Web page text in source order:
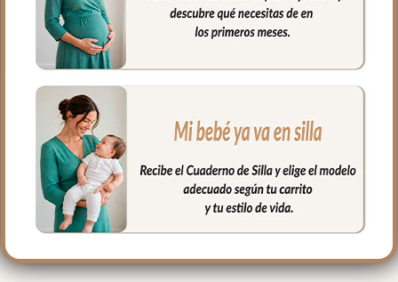
abrasivos y secado al natural.
Medidas máximo 80x38cm
PRODUCTOS
RELACIONADOS